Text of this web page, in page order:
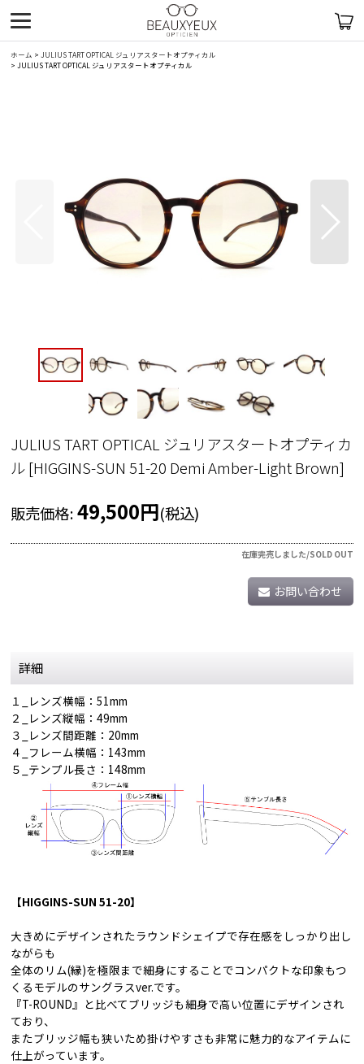
ホーム > JULIUS TART OPTICAL ジュリアスタートオプティカル
> JULIUS TART OPTICAL ジュリアスタートオプティカル
JULIUS TART OPTICAL ジュリアスタートオプティカ
ル[HIGGINS-SUN 51-20 Demi Amber-Light Brown]
販売価格: 49,500円(税込)
在庫完売しました/SOLD OUT
お問い合わせ
詳細
１_レンズ横幅：51mm
２_レンズ縦幅：49mm
３_レンズ間距離：20mm
４_フレーム横幅：143mm
５_テンプル長さ：148mm
【HIGGINS-SUN 51-20】
大きめにデザインされたラウンドシェイプで存在感をしっかり出し
ながらも
全体のリム(縁)を極限まで細身にすることでコンパクトな印象もつ
くるモデルのサングラスver.です。
『T-ROUND』と比べてブリッジも細身で高い位置にデザインされ
ており、
またブリッジ幅も狭いため掛けやすさも非常に魅力的なアイテムに
仕上がっています。